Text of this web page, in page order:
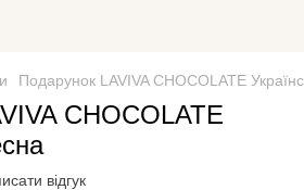
Подарунок LAVIVA CHOCOLATE
CHOCOLATE
відгук